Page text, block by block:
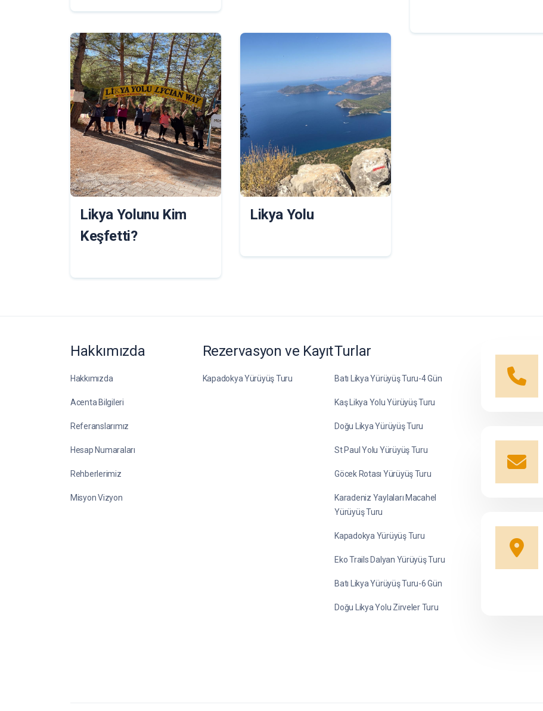
Likya Yolunu Kim
Keşfetti?
Likya Yolu
Hakkımızda
Hakkımızda
Acenta Bilgileri
Referanslarımız
Hesap Numaraları
Rehberlerimiz
Misyon Vizyon
Rezervasyon ve Kayıt
Kapadokya Yürüyüş Turu
Turlar
Batı Likya Yürüyüş Turu-4 Gün
Kaş Likya Yolu Yürüyüş Turu
Doğu Likya Yürüyüş Turu
St Paul Yolu Yürüyüş Turu
Göcek Rotası Yürüyüş Turu
Karadeniz Yaylaları Macahel
Yürüyüş Turu
Kapadokya Yürüyüş Turu
Eko Trails Dalyan Yürüyüş Turu
Batı Likya Yürüyüş Turu-6 Gün
Doğu Likya Yolu Zirveler Turu